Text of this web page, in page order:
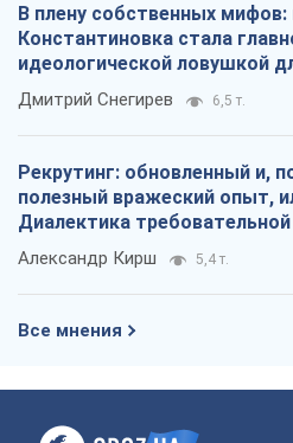
В плену собственных мифов:
Константиновка стала
идеологической ловушкой
российских оккупантов
Дмитрий Снегирев 6,5 т.
Рекрутинг: обновленный и,
полезный вражеский опыт,
Диалектика
Александр Кирш 5,4 т.
Все мнения